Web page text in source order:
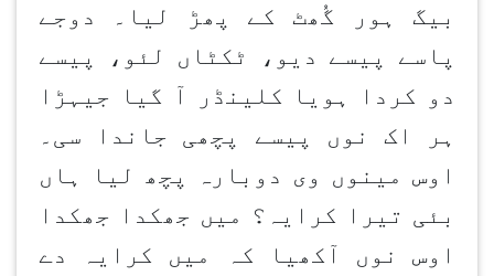
بیگ ہور گُھٹ کے پھڑ لیا۔ دوجے
پاسے پیسے دیو، ٹکٹاں لئو، پیسے
دو کردا ہویا کلینڈر آ گیا جیہڑا
ہر اک نوں پیسے پچھی جاندا سی۔
اوس مینوں وی دوبارہ پچھ لیا ہاں
بئی تیرا کرایہ؟ میں جھکدا جھکدا
اوس نوں آکھیا کہ میں کرایہ دے